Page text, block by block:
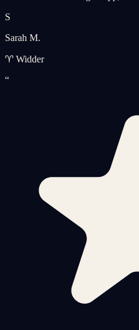
S
Sarah M.
♈ Widder
“